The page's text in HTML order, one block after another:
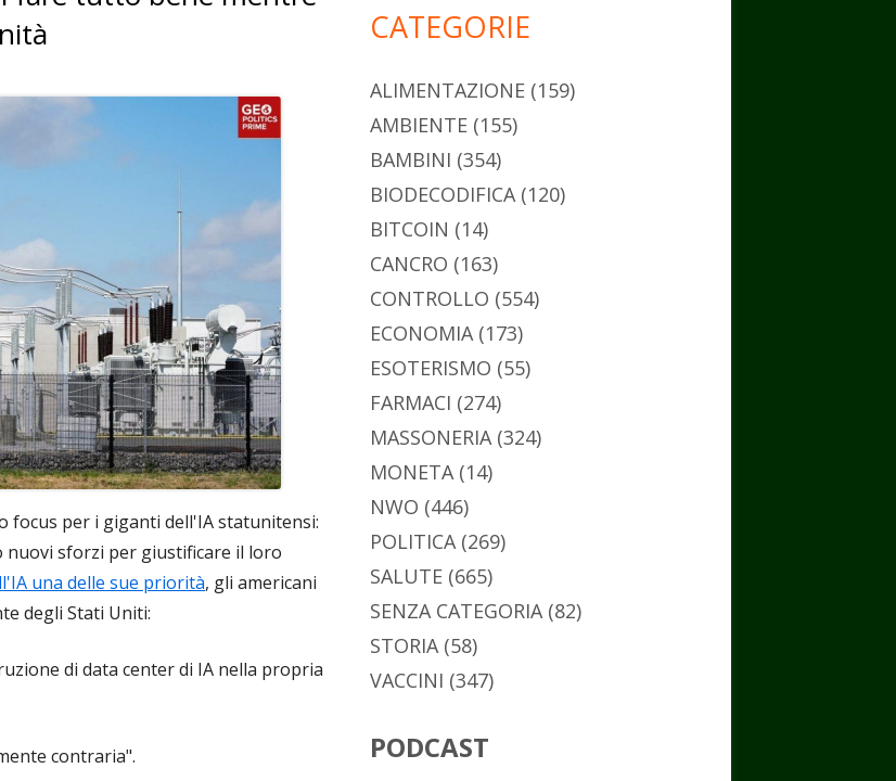
focus per i giganti dell'IA statunitensi:
nuovi sforzi per giustificare il loro
una delle sue priorità, gli americani
degli Stati Uniti:
di data center di IA nella propria
contraria".
CATEGORIE
ALIMENTAZIONE (159)
AMBIENTE (155)
BAMBINI (354)
BIODECODIFICA(120)
BITCOIN (14)
CANCRO (163)
CONTROLLO (554)
ECONOMIA(173)
ESOTERISMO (55)
FARMACI (274)
MASSONERIA(324)
MONETA(14)
NWO (446)
POLITICA(269)
SALUTE (665)
SENZA CATEGORIA(82)
STORIA(58)
VACCINI (347)
PODCAST